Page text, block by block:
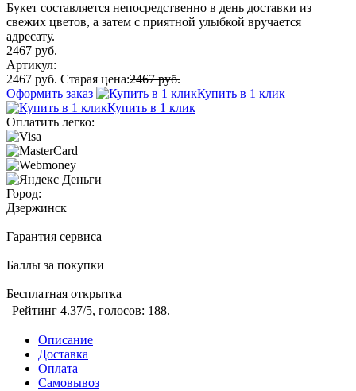
Букет составляется непосредственно в день доставки из
свежих цветов, а затем с приятной улыбкой вручается
адресату.
2467 руб.
Артикул:
2467 руб. Старая цена:2467 руб.
Оформить заказ
Купить в 1 клик
Купить в 1 клик
Оплатить легко:
Город:
Дзержинск
Гарантия сервиса
Баллы за покупки
Бесплатная открытка
Рейтинг 4.37/5, голосов: 188.
Описание
Доставка
Оплата
Самовывоз